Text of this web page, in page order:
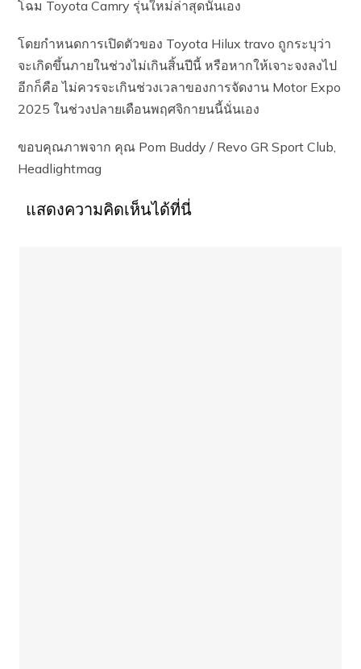
โฉม Toyota Camry รุ่นใหม่ล่าสุดนั่นเอง
โดยกำหนดการเปิดตัวของ Toyota Hilux travo ถูกระบุว่า
จะเกิดขึ้นภายในช่วงไม่เกินสิ้นปีนี้ หรือหากให้เจาะจงลงไป
อีกก็คือ ไม่ควรจะเกินช่วงเวลาของการจัดงาน Motor Expo
2025 ในช่วงปลายเดือนพฤศจิกายนนี้นั่นเอง
ขอบคุณภาพจาก คุณ Pom Buddy / Revo GR Sport Club,
Headlightmag
แสดงความคิดเห็นได้ที่นี่